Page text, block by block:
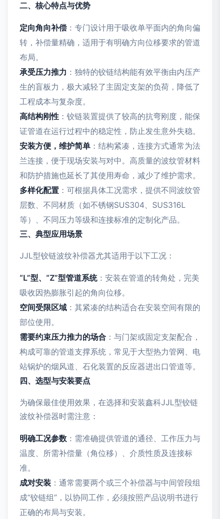
二、核心特点与优势
定向角向补偿 ：专门设计用于吸收单平面内的角向偏
转，补偿量精确，适用于有明确方向位移要求的管道
布局。
承受压力推力 ：独特的铰链结构能有效平衡由内压产
生的盲板力，极大减轻了主固定支架的负荷，降低了
工程成本与复杂度。
高结构刚性 ：铰链装置提供了较高的抗弯刚度，能保
证管道在运行过程中的稳定性，防止发生意外失稳。
安装方便，维护简单 ：结构紧凑，连接方式通常为法
兰连接，便于现场安装与对中。高质量的波纹管材料
和防护措施也延长了其使用寿命，减少了维护需求。
多样化配置 ：可根据具体工况需求，提供不同波纹管
层数、不同材质（如不锈钢SUS304、SUS316L
等）、不同压力等级和连接标准的定制化产品。
三、典型应用场景
JJL型铰链波纹补偿器尤其适用于以下工况：
“L”型、“Z”型管道系统：安装在管道的转角处，完美
吸收因热膨胀引起的角向位移。
空间受限区域 ：其紧凑的结构适合在安装空间有限的
部位使用。
需要约束压力推力的场合 ：与门架或固定支架配合，
构成可靠的管道支撑系统，常见于大型热力管网、电
站锅炉的烟风道、石化装置的反应器进出口管道等。
四、选型与安装要点
为确保最佳使用效果，在选择和安装鑫科JJL型铰链
波纹补偿器时需注意：
明确工况参数 ：需准确提供管道的通径、工作压力与
温度、所需补偿量（角位移）、介质性质及连接标
准。
成对安装 ：通常需要两个或三个补偿器与中间管段组
成“铰链组”，以协同工作，必须按照产品说明书进行
正确的布局与安装。